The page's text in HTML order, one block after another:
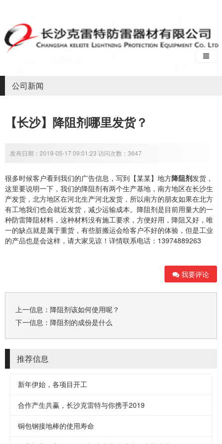
公司新闻
【长沙】降阻剂哪里发货？
发布日期：2019-05-17 09:01:23 访问次数：3647
很多时候客户看到我们的广告信息，写到【某某】地方降阻剂发货，
这里要说明一下，我们的降阻剂有两个生产基地，南方地区在长沙生
产发货，北方地区在河北生产河北发货，所以南方的朋友如果在北方
有工地我们也会就近发货，减少运输成本。降阻剂是目前用量大的一
种防雷降阻材料，这种材料没有施工要求，方便好用，降阻又好，唯
一的缺点就是属于重货，有些脏搬运会给客户不好的体验，但是工业
的产品也是会这样，请大家见谅！详情联系电话：13974889263
我要评论
上一信息： 降阻剂该如何使用呢？
下一信息： 降阻剂的成份是什么
推荐信息
新年伊始，各项目开工
合作产生共赢，长沙克雷特与你携手2019
铜包钢接地棒的使用寿命